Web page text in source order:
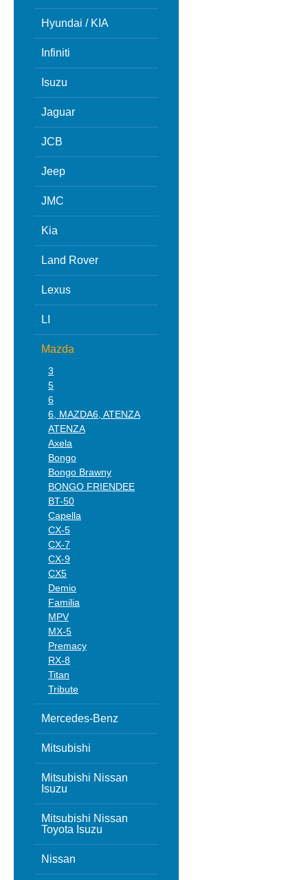
Hyundai / KIA
Infiniti
Isuzu
Jaguar
JCB
Jeep
JMC
Kia
Land Rover
Lexus
LI
Mazda
3
5
6
6, MAZDA6, ATENZA
ATENZA
Axela
Bongo
Bongo Brawny
BONGO FRIENDEE
BT-50
Capella
CX-5
CX-7
CX-9
CX5
Demio
Familia
MPV
MX-5
Premacy
RX-8
Titan
Tribute
Mercedes-Benz
Mitsubishi
Mitsubishi Nissan
Isuzu
Mitsubishi Nissan
Toyota Isuzu
Nissan